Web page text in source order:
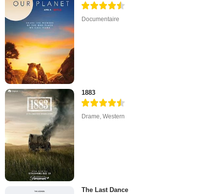
Documentaire
1883
Drame,Western
The Last Dance